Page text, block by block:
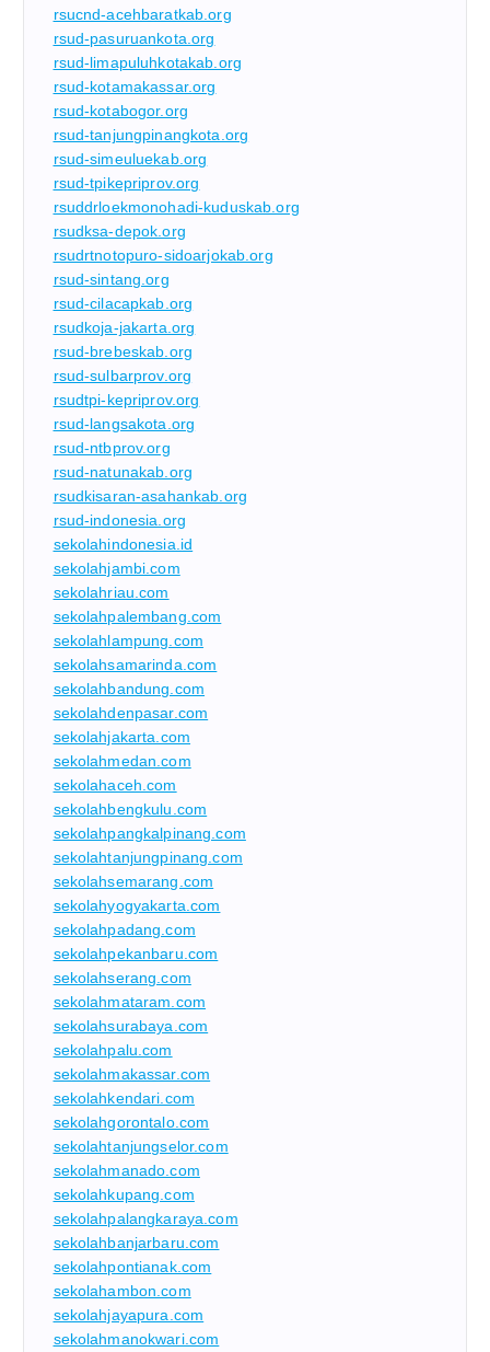
rsucnd-acehbaratkab.org
rsud-pasuruankota.org
rsud-limapuluhkotakab.org
rsud-kotamakassar.org
rsud-kotabogor.org
rsud-tanjungpinangkota.org
rsud-simeuluekab.org
rsud-tpikepriprov.org
rsuddrloekmonohadi-kuduskab.org
rsudksa-depok.org
rsudrtnotopuro-sidoarjokab.org
rsud-sintang.org
rsud-cilacapkab.org
rsudkoja-jakarta.org
rsud-brebeskab.org
rsud-sulbarprov.org
rsudtpi-kepriprov.org
rsud-langsakota.org
rsud-ntbprov.org
rsud-natunakab.org
rsudkisaran-asahankab.org
rsud-indonesia.org
sekolahindonesia.id
sekolahjambi.com
sekolahriau.com
sekolahpalembang.com
sekolahlampung.com
sekolahsamarinda.com
sekolahbandung.com
sekolahdenpasar.com
sekolahjakarta.com
sekolahmedan.com
sekolahaceh.com
sekolahbengkulu.com
sekolahpangkalpinang.com
sekolahtanjungpinang.com
sekolahsemarang.com
sekolahyogyakarta.com
sekolahpadang.com
sekolahpekanbaru.com
sekolahserang.com
sekolahmataram.com
sekolahsurabaya.com
sekolahpalu.com
sekolahmakassar.com
sekolahkendari.com
sekolahgorontalo.com
sekolahtanjungselor.com
sekolahmanado.com
sekolahkupang.com
sekolahpalangkaraya.com
sekolahbanjarbaru.com
sekolahpontianak.com
sekolahambon.com
sekolahjayapura.com
sekolahmanokwari.com